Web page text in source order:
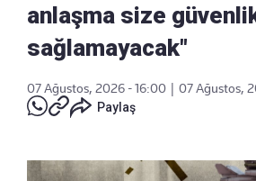
anlaşma size
sağlamayacak"
07 Ağustos, 2026 - 16:00
07 Ağustos,
Paylaş